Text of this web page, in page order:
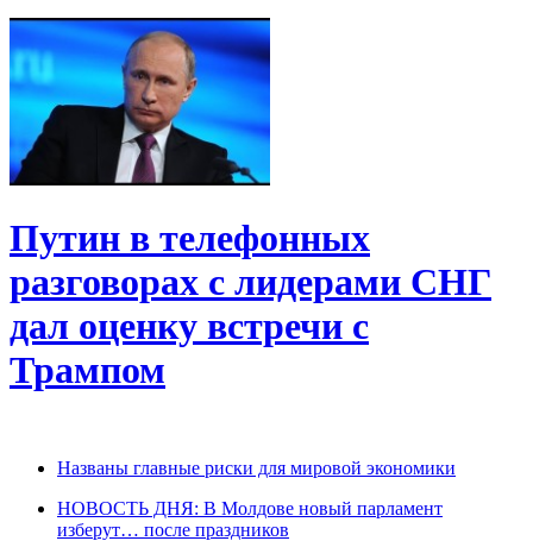
Путин в телефонных
разговорах с лидерами СНГ
дал оценку встречи с
Трампом
Названы главные риски для мировой экономики
НОВОСТЬ ДНЯ: В Молдове новый парламент
изберут… после праздников